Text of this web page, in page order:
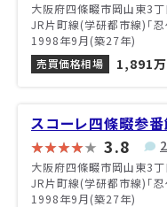
大阪府四條畷市岡山東3
JR片町線(学研都市線)「忍
1998年9月(築27年)
売買価格相場
1,891
スコーレ四條畷参
3.8
大阪府四條畷市岡山東3
JR片町線(学研都市線)「忍
1998年9月(築27年)